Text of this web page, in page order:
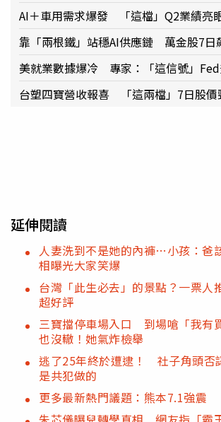
AI＋車用需求爆發 「這檔」Q2業績亮
靠「兩根鐵」站穩AI供應鏈 萬金股7日
美就業數據爆冷 專家：「這信號」
台塑四寶營收報喜 「這兩檔」7日股價
延伸閱讀
人妻洗到不是她的內褲…小孩：
相曝光大家笑爆
台灣「此生必去」的景點？一票
超好評
三寶擋停車場入口 到場嗆「我有
也沒轍！她氣炸檢舉
逃了25年終於遭逮！ 社子角頭否
是共犯做的
更多最新熱門議題：熊本7.1強震